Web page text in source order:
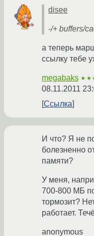
disee
-/+ buffers/
а теперь
ссылку тебе
megabaks
08.11.2011
Ссылка
И что? Я не
болезненно
памяти?
У меня,
700-800 МБ
тормозит?
работает.
anonymous